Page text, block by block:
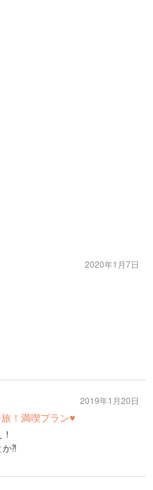
2020年1月7日
！満喫プラン♥
⁈
2019年1月20日